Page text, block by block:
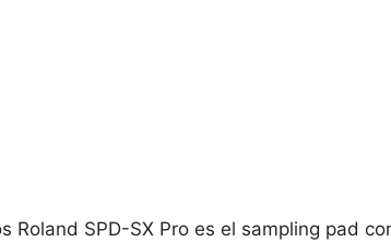
Roland SPD-SX Pro es el sampling pad